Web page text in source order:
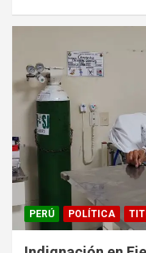
PERÚ POLÍTICA